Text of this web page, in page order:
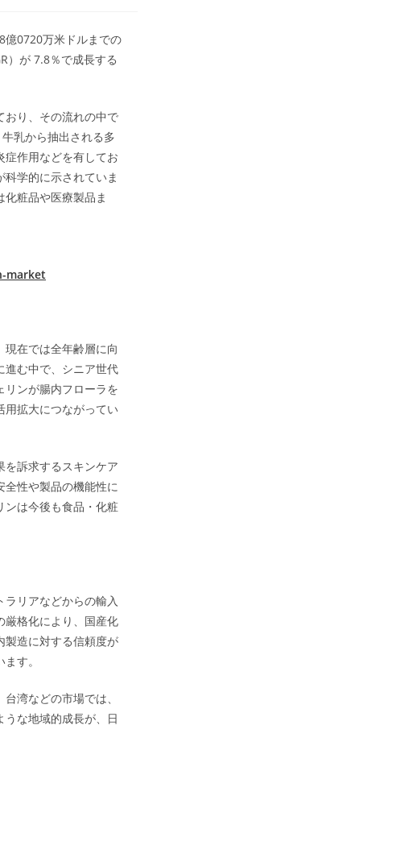
億0720万米ドルまでの
）が 7.8％で成長する
おり、その流れの中で
乳から抽出される多
作用などを有してお
学的に示されていま
粧品や医療製品ま
market
在では全年齢層に向
進む中で、シニア世代
ンが腸内フローラを
用拡大につながってい
を訴求するスキンケア
性や製品の機能性に
ンは今後も食品・化粧
リアなどからの輸入
厳格化により、国産化
製造に対する信頼度が
す。
湾などの市場では、
な地域的成長が、日